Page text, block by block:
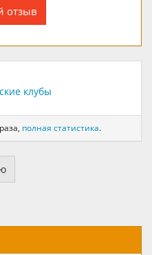
отзыв
клубы
полная статистика.